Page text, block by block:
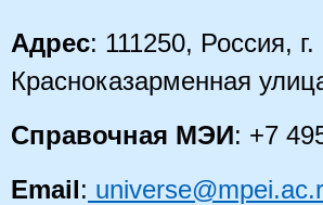
Адрес: 111250, Россия,
Красноказарменная
Справочная МЭИ: +7
Email: